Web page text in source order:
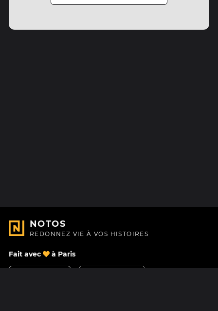
NOTOS
REDONNEZ VIE À VOS HISTOIRES
Fait avec à Paris